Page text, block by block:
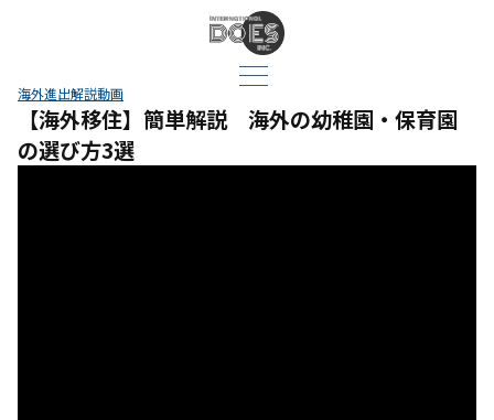
海外進出解説動画
【海外移住】簡単解説 海外の幼稚園・保育園
の選び方3選